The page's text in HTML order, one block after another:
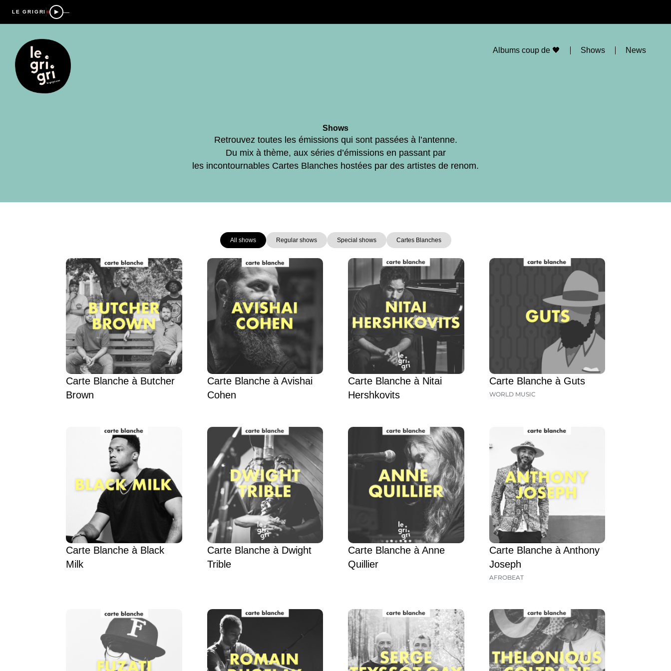
LE GRIGRI —
Albums coup de 🖤 Shows News
Shows
Retrouvez toutes les émissions qui sont passées à l’antenne.
Du mix à thème, aux séries d’émissions en passant par
les incontournables Cartes Blanches hostées par des artistes de renom.
All shows Regular shows Special shows Cartes Blanches
Carte Blanche à Butcher
Brown
Carte Blanche à Avishai
Cohen
Carte Blanche à Nitai
Hershkovits
Carte Blanche à Guts
WORLD MUSIC
Carte Blanche à Black
Milk
Carte Blanche à Dwight
Trible
Carte Blanche à Anne
Quillier
Carte Blanche à Anthony
Joseph
AFROBEAT
Page PagePage PagePagePage Page